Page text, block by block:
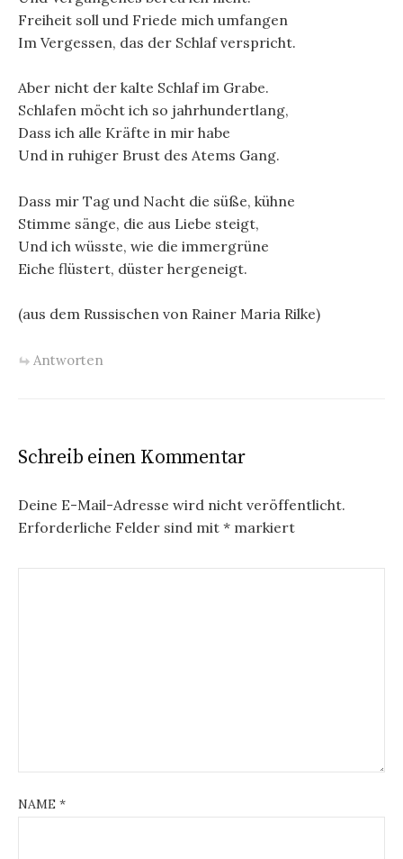
Freiheit soll und Friede mich umfangen
Im Vergessen, das der Schlaf verspricht.
Aber nicht der kalte Schlaf im Grabe.
Schlafen möcht ich so jahrhundertlang,
Dass ich alle Kräfte in mir habe
Und in ruhiger Brust des Atems Gang.
Dass mir Tag und Nacht die süße, kühne
Stimme sänge, die aus Liebe steigt,
Und ich wüsste, wie die immergrüne
Eiche flüstert, düster hergeneigt.
(aus dem Russischen von Rainer Maria Rilke)
Antworten
Schreib einen Kommentar
Deine E-Mail-Adresse wird nicht veröffentlicht.
Erforderliche Felder sind mit * markiert
NAME *